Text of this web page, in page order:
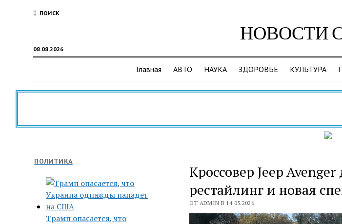
ПОИСК
НОВОСТИ
08.08.2026
Главная АВТО НАУКА ЗДОРОВЬЕ КУЛЬТУРА
ПОЛИТИКА
Трамп опасается, что
Кроссовер Jeep
рестайлинг и новая
ОТ ADMIN В 14.05.2026